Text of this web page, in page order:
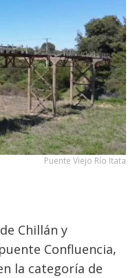
Puente Viejo Río Itata
Chillán y
Confluencia,
la categoría de